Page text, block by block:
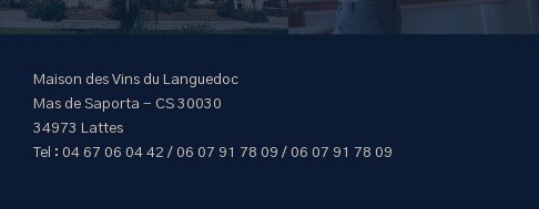
Maison des Vins du Languedoc
Mas de Saporta - CS 30030
34973 Lattes
Tel : 04 67 06 04 42 / 06 07 91 78 09 / 06 07 91 78 09